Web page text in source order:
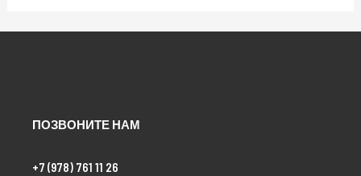
ПОЗВОНИТЕ НАМ
+7 (978) 761 11 26